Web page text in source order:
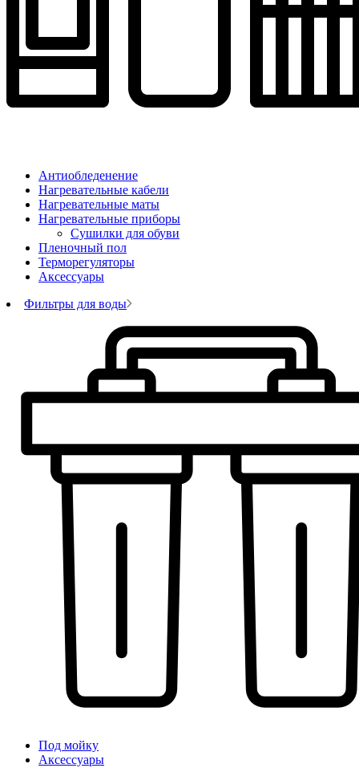
Антиобледенение
Нагревательные кабели
Нагревательные маты
Нагревательные приборы
Сушилки для обуви
Пленочный пол
Терморегуляторы
Аксессуары
Фильтры для воды
Под мойку
Аксессуары